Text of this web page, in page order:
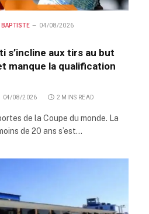
BAPTISTE
04/08/2026
s’incline aux tirs au but
manque la qualification
04/08/2026 2 MINS READ
de la Coupe du monde. La
de 20 ans s’est…